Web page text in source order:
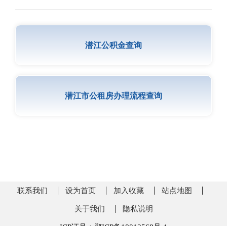
潜江公积金查询
潜江市公租房办理流程查询
联系我们 设为首页 加入收藏 站点地图
关于我们 隐私说明